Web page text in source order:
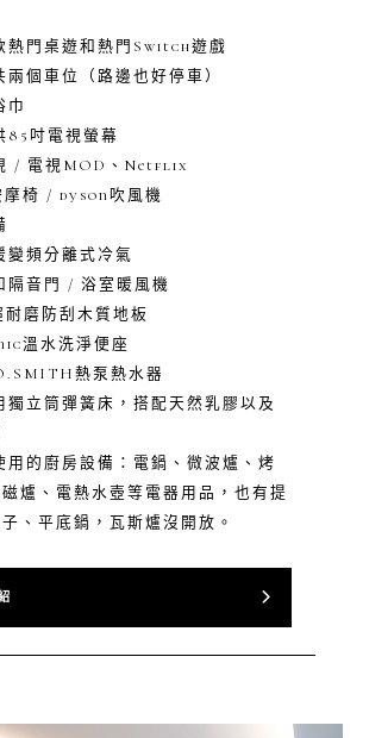
門桌遊和熱門Switch遊戲
個車位（路邊也好停車）
巾
吋電視螢幕
/ 電視MOD、Netflix
椅 / dyson吹風機
頻分離式冷氣
音門 / 浴室暖風機
磨防刮木質地板
溫水洗淨便座
熱泵熱水器
立筒彈簧床，搭配天然乳膠以及
的廚房設備： 電鍋、微波爐、烤
爐、電熱水壺等電器用品，也有提
、平底鍋，瓦斯爐沒開放。